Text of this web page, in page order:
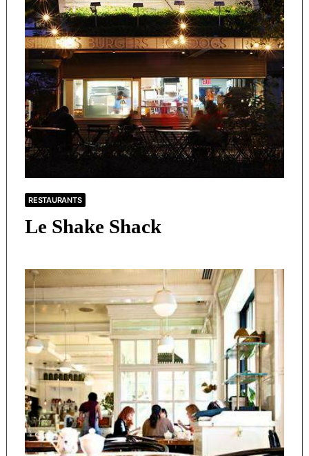
RESTAURANTS
Le Shake Shack